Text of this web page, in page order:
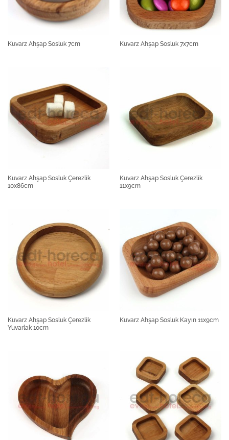
Kuvarz Ahşap Sosluk 7cm Kuvarz Ahşap Sosluk 7x7cm
Kuvarz Ahşap Sosluk Çerezlik
10x86cm
Kuvarz Ahşap Sosluk Çerezlik
11x9cm
Kuvarz Ahşap Sosluk Çerezlik
Yuvarlak 10cm
Kuvarz Ahşap Sosluk Kayın 11x9cm